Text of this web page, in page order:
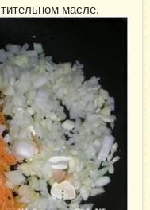
масле.